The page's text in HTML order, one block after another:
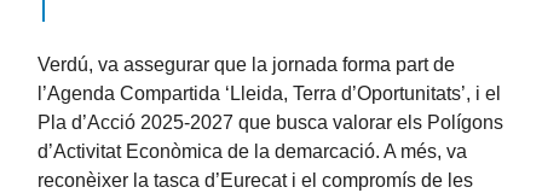
Verdú, va assegurar que la jornada forma part de
l’Agenda Compartida ‘Lleida, Terra d’Oportunitats’, i el
Pla d’Acció 2025-2027 que busca valorar els Polígons
d’Activitat Econòmica de la demarcació. A més, va
reconèixer la tasca d’Eurecat i el compromís de les